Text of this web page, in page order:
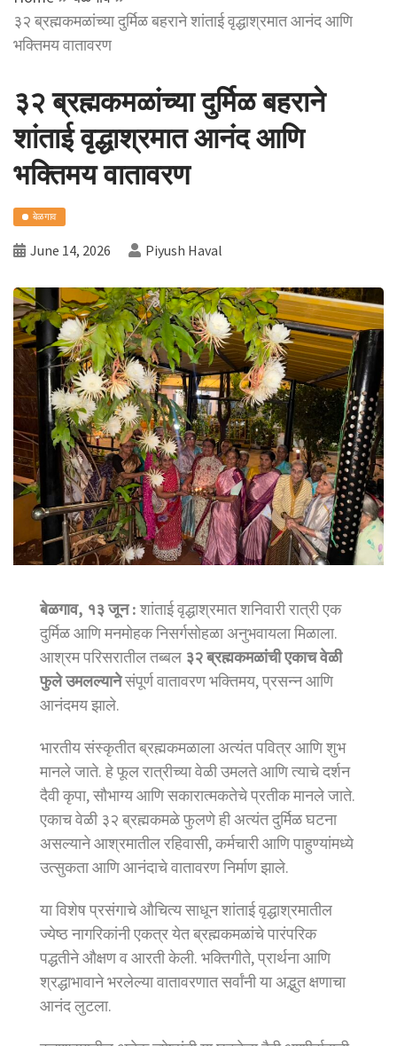
३२ ब्रह्मकमळांच्या दुर्मिळ बहराने शांताई वृद्धाश्रमात आनंद आणि
भक्तिमय वातावरण
३२ ब्रह्मकमळांच्या दुर्मिळ बहराने
शांताई वृद्धाश्रमात आनंद आणि
भक्तिमय वातावरण
बेळगाव
June 14, 2026 Piyush Haval
बेळगाव, १३ जून :शांताई वृद्धाश्रमात शनिवारी रात्री एक
दुर्मिळ आणि मनमोहक निसर्गसोहळा अनुभवायला मिळाला.
आश्रम परिसरातील तब्बल ३२ ब्रह्मकमळांची एकाच वेळी
फुले उमलल्यानेसंपूर्ण वातावरण भक्तिमय, प्रसन्न आणि
आनंदमय झाले.
भारतीय संस्कृतीत ब्रह्मकमळाला अत्यंत पवित्र आणि शुभ
मानले जाते. हे फूल रात्रीच्या वेळी उमलते आणि त्याचे दर्शन
दैवी कृपा, सौभाग्य आणि सकारात्मकतेचे प्रतीक मानले जाते.
एकाच वेळी ३२ ब्रह्मकमळे फुलणे ही अत्यंत दुर्मिळ घटना
असल्याने आश्रमातील रहिवासी, कर्मचारी आणि पाहुण्यांमध्ये
उत्सुकता आणि आनंदाचे वातावरण निर्माण झाले.
या विशेष प्रसंगाचे औचित्य साधून शांताई वृद्धाश्रमातील
ज्येष्ठ नागरिकांनी एकत्र येत ब्रह्मकमळांचे पारंपरिक
पद्धतीने औक्षण व आरती केली. भक्तिगीते, प्रार्थना आणि
श्रद्धाभावाने भरलेल्या वातावरणात सर्वांनी या अद्भुत क्षणाचा
आनंद लुटला.